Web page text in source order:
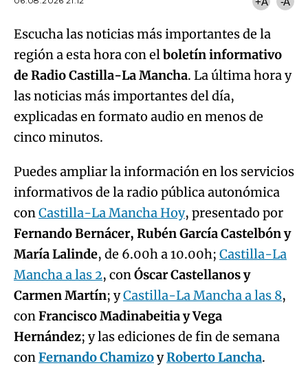
Escucha las noticias más importantes de la
región a esta hora con elboletín informativo
de Radio Castilla-La Mancha. La última hora y
las noticias más importantes del día,
explicadas en formato audio en menos de
cinco minutos.
Puedes ampliar la información en los servicios
informativos de la radio pública autonómica
conCastilla-La Mancha Hoy, presentado por
Fernando Bernácer, Rubén García Castelbón y
María Lalinde, de 6.00h a 10.00h; Castilla-La
Mancha a las 2, conÓscar Castellanos y
Carmen Martín; yCastilla-La Mancha a las 8,
conFrancisco Madinabeitia y Vega
Hernández; y las ediciones de fin de semana
conFernando ChamizoyRoberto Lancha.